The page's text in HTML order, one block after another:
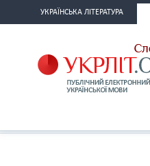
УКРАЇНСЬКА ЛІТЕРАТУРА